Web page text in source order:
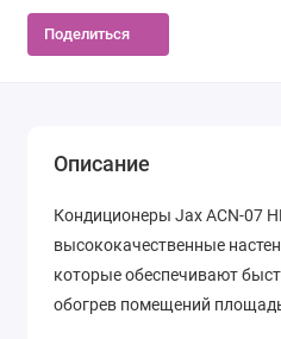
Поделиться
Описание
Кондиционеры Jax ACN-07
высококачественные
которые обеспечивают
обогрев помещений